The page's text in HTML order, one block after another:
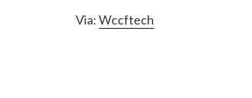
Via:Wccftech